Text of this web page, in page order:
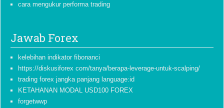
cara mengukur performa trading
Jawab Forex
kelebihan indikator fibonanci
https://diskusiforex com/tanya/berapa-leverage-untuk-scalping/
trading forex jangka panjang language:id
KETAHANAN MODAL USD100 FOREX
forgetwwp